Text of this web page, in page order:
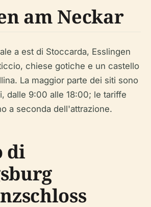
am Neckar
a est di Stoccarda, Esslingen
chiese gotiche e un castello
La maggior parte dei siti sono
dalle 9:00 alle 18:00; le tariffe
a seconda dell'attrazione.
di